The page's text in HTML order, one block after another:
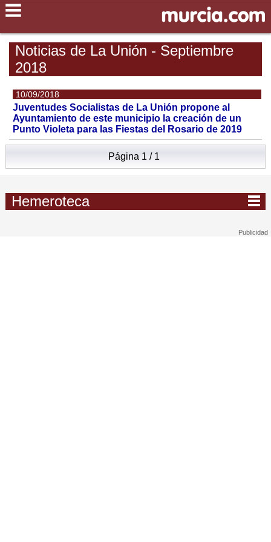
Noticias de La Unión - Septiembre
2018
10/09/2018
Juventudes Socialistas de La Unión propone al
Ayuntamiento de este municipio la creación de un
Punto Violeta para las Fiestas del Rosario de 2019
Página 1 / 1
Hemeroteca